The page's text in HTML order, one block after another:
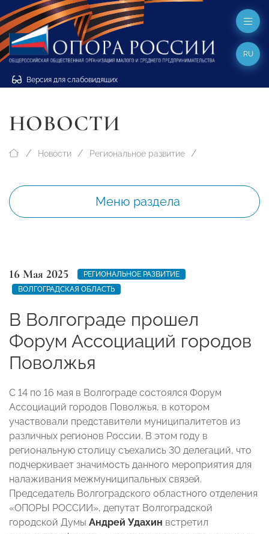
Версия для слабовидящих
RU
НОВОСТИ
Новости Региональное развитие
Меню раздела
16 Мая 2025
РЕГИОНАЛЬНОЕ РАЗВИТИЕ
ВОЛГОГРАДСКАЯ ОБЛАСТЬ
В Волгограде прошел
Форум Ассоциаций городов
Поволжья
С 14 по 16 мая в Волгограде состоялся Форум
Ассоциаций городов Поволжья, в котором
участвовали представители муниципалитетов из
различных регионов России. В этом году в
региональную столицу съехались 30 делегаций, что
подчеркивает значимость данного мероприятия для
налаживания межмуниципальных связей.
Председатель Волгоградского областного отделения
«ОПОРЫ РОССИИ», депутат Волгоградской
городской Думы Андрей Удахин встретил